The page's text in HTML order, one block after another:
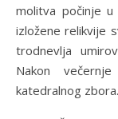
molitva počinje
izložene relikvije
trodnevlja
Nakon
katedralnog zbora.